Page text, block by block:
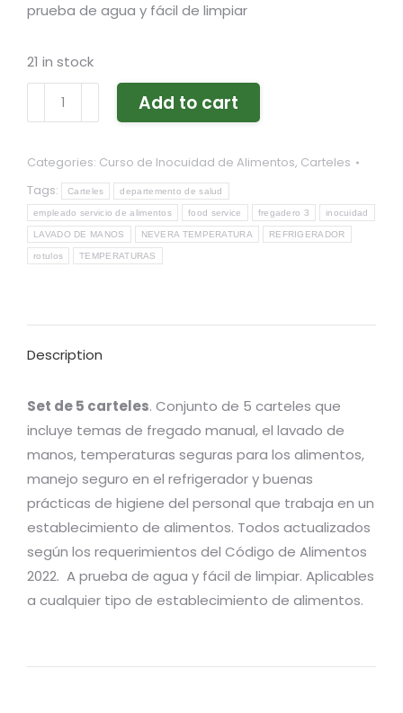
prueba de agua y fácil de limpiar
21 in stock
de
carteles
quantity
Add to cart
Categories: Curso de Inocuidad de Alimentos, Carteles
Tags:
Carteles departemento de salud
empleado servicio de alimentos food service fregadero 3 inocuidad
LAVADO DE MANOS NEVERA TEMPERATURA REFRIGERADOR
rotulos TEMPERATURAS
Description
Set de 5 carteles. Conjunto de 5 carteles que
incluye temas de fregado manual, el lavado de
manos, temperaturas seguras para los alimentos,
manejo seguro en el refrigerador y buenas
prácticas de higiene del personal que trabaja en un
establecimiento de alimentos. Todos actualizados
según los requerimientos del Código de Alimentos
2022. A prueba de agua y fácil de limpiar. Aplicables
a cualquier tipo de establecimiento de alimentos.